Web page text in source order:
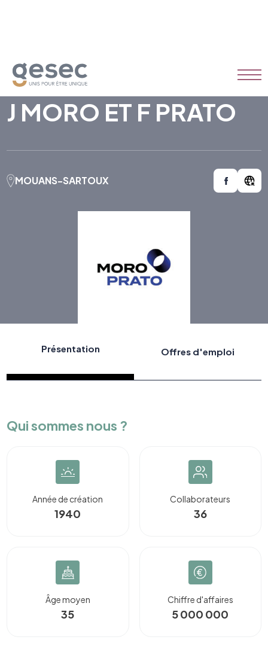
J MORO ET F PRATO
MOUANS-SARTOUX
Présentation Offres d'emploi
Qui sommes nous ?
Année de création
1940
Collaborateurs
36
Âge moyen
35
Chiffre d'affaires
5 000 000